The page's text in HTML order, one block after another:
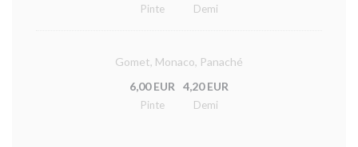
Pinte Demi
Gomet, Monaco, Panaché
6,00 EUR
Pinte
4,20 EUR
Demi